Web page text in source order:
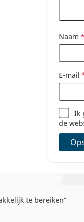
Naam *
E-mail
Ik
de
te bereiken